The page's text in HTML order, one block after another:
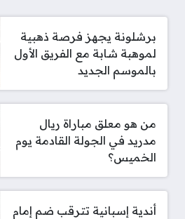
برشلونة يجهز فرصة ذهبية
لموهبة شابة مع الفريق الأول
بالموسم الجديد
من هو معلق مباراة ريال
مدريد في الجولة القادمة يوم
الخميس؟
أندية إسبانية تترقب ضم إمام